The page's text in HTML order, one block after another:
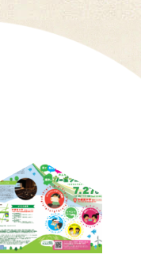
ニュース